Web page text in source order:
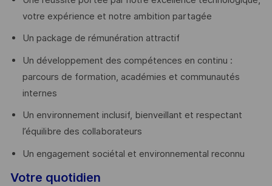
votre expérience et notre ambition partagée
Un package de rémunération attractif
Un développement des compétences en continu :
parcours de formation, académies et communautés
internes
Un environnement inclusif, bienveillant et respectant
l’équilibre des collaborateurs
Un engagement sociétal et environnemental reconnu
Votre quotidien